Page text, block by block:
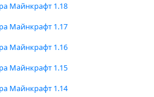
Майнкрафт 1.18
Майнкрафт 1.17
Майнкрафт 1.16
Майнкрафт 1.15
Майнкрафт 1.14